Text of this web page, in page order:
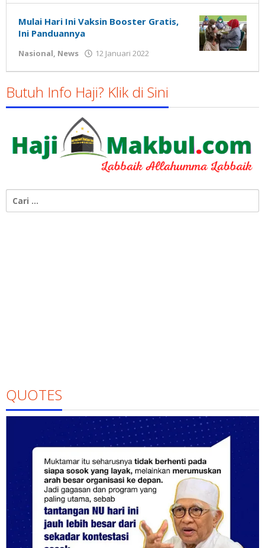
Susanto
Mulai Hari Ini Vaksin Booster Gratis,
Ini Panduannya
Nasional, News 12 Januari 2022
Susanto
Butuh Info Haji? Klik di Sini
untuk:
QUOTES